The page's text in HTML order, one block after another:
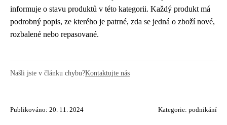
informuje o stavu produktů v této kategorii. Každý produkt má
podrobný popis, ze kterého je patrné, zda se jedná o zboží nové,
rozbalené nebo repasované.
Našli jste v článku chybu?Kontaktujte nás
Publikováno: 20. 11. 2024 Kategorie: podnikání